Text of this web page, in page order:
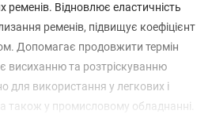
ременів. Відновлює еластичність
ременів, підвищує коефіцієнт
Допомагає продовжити термін
висиханню та розтріскуванню
для використання у легкових і
також у промисловому обладнанні.